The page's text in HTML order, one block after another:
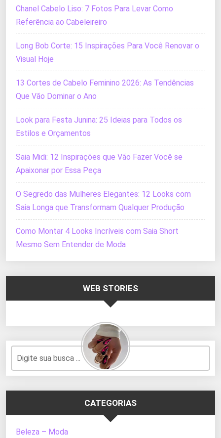
Chanel Cabelo Liso: 7 Fotos Para Levar Como
Referência ao Cabeleireiro
Long Bob Corte: 15 Inspirações Para Você Renovar o
Visual Hoje
13 Cortes de Cabelo Feminino 2026: As Tendências
Que Vão Dominar o Ano
Look para Festa Junina: 25 Ideias para Todos os
Estilos e Orçamentos
Saia Midi: 12 Inspirações que Vão Fazer Você se
Apaixonar por Essa Peça
O Segredo das Mulheres Elegantes: 12 Looks com
Saia Longa que Transformam Qualquer Produção
Como Montar 4 Looks Incríveis com Saia Short
Mesmo Sem Entender de Moda
WEB STORIES
CATEGORIAS
Beleza – Moda